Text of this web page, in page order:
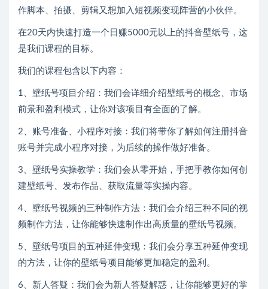
作脚本、拍摄、剪辑又想加入短视频变现阵营的小伙伴。
在20天内快速打造一个日赚5000元以上的抖音壁纸号，这
是我们课程的目标。
我们的课程包含以下内容：
1、壁纸号项目介绍：我们会详细介绍壁纸号的概念、市场
前景和盈利模式，让你对该项目有全面的了解。
2、账号准备、小程序对接：我们将带你了解如何注册抖音
账号并完成小程序对接，为后续的操作做好准备。
3、壁纸号实操教学：我们会从零开始，手把手教你如何创
建壁纸号、发布作品、获取流量等实操内容。
4、壁纸号视频的三种制作方法：我们会介绍三种不同的视
频制作方法，让你能够快速制作出高质量的壁纸号视频。
5、壁纸号项目的五种延伸变现：我们会分享五种延伸变现
的方法，让你的壁纸号项目能够更加稳定的盈利。
6、新人答疑：我们会为新人答疑解惑，让你能够更好的掌